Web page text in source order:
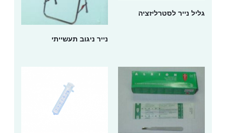
גליל נייר לסטרליזציה
נייר ניגוב תעשייתי